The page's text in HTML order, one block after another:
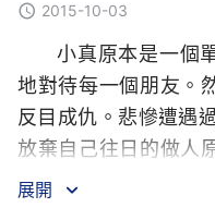
2015-10-03
小真原本是一個
地對待每一個朋友。
反目成仇。悲慘遭遇
放棄自己往日的做人
魂,與這個邪惡世界同
展開